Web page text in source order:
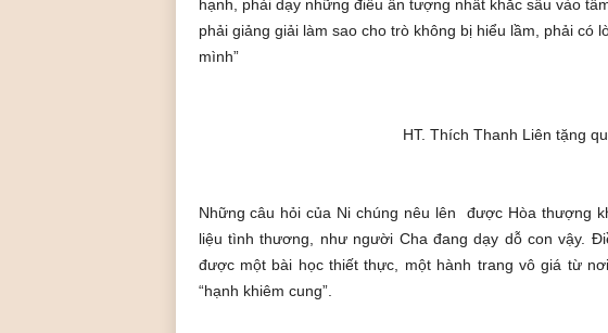
hạnh, phải dạy những điều ấn tượng nhất khắc sâu vào
phải giảng giải làm sao cho trò không bị hiểu lầm, phải có
mình”
HT. Thích Thanh Liên tặng
Những câu hỏi của Ni chúng nêu lên được Hòa thượng
liệu tình thương, như người Cha đang dạy dỗ con vậy.
được một bài học thiết thực, một hành trang vô giá từ
“hạnh khiêm cung”.